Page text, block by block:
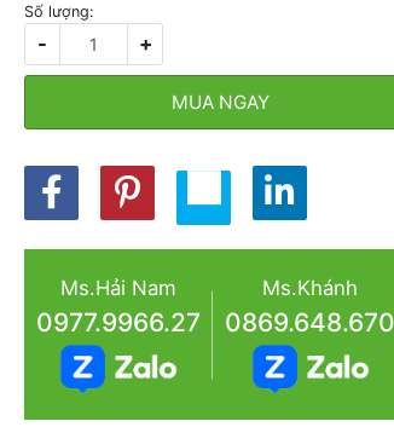
Số lượng:
- +
MUA NGAY
Ms.Hải Nam
0977.9966.27
Ms.Khánh
0869.648.670